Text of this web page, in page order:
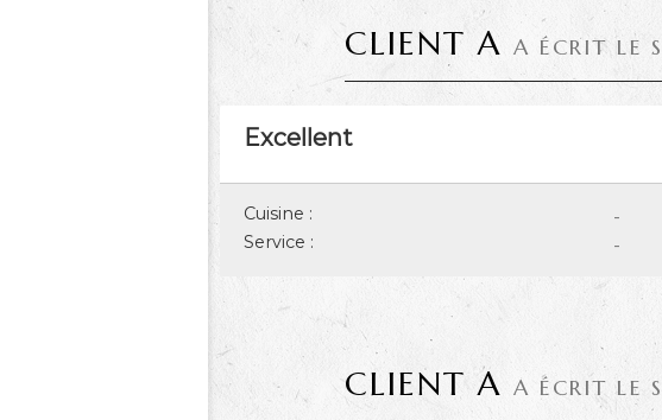
CLIENT A A ÉCRIT LE
Excellent
-
Cuisine :
-
Service :
CLIENT A A ÉCRIT LE